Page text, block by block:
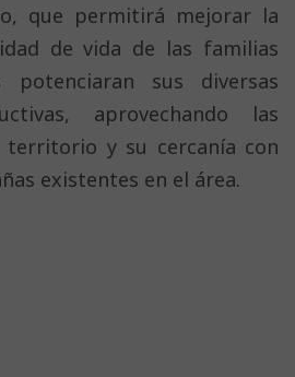
que permitirá mejorar la
de vida de las familias
potenciaran sus diversas
aprovechando las
territorio y su cercanía con
existentes en el área.